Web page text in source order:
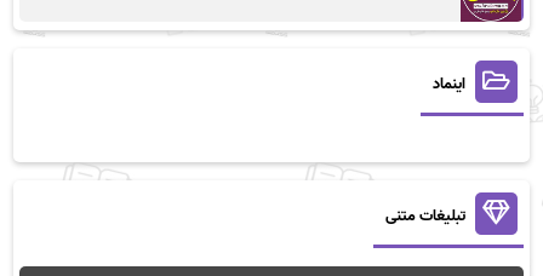
اینماد
تبلیغات متنی